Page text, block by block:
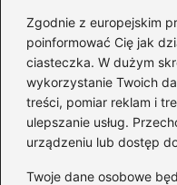
Zgodnie z europejskim
poinformować Cię jak
ciasteczka. W dużym
wykorzystanie Twoich
treści, pomiar reklam i
ulepszanie usług.
urządzeniu lub dostęp
Twoje dane osobowe
←
Jak długo trwa
musisz wiedzieć
→
Stwórz własny
sukcesu hodowli